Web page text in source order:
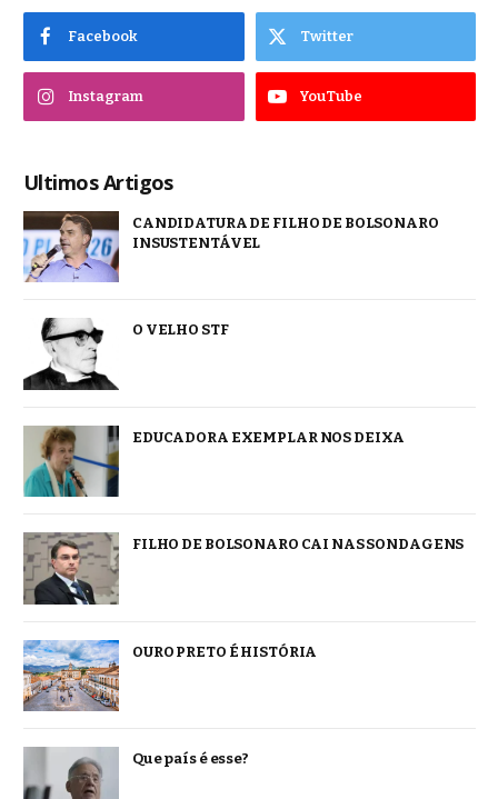
Facebook Twitter
Instagram YouTube
Ultimos Artigos
CANDIDATURA DE FILHO DE BOLSONARO
INSUSTENTÁVEL
O VELHO STF
EDUCADORA EXEMPLAR NOS DEIXA
FILHO DE BOLSONARO CAI NAS SONDAGENS
OURO PRETO É HISTÓRIA
Que país é esse?